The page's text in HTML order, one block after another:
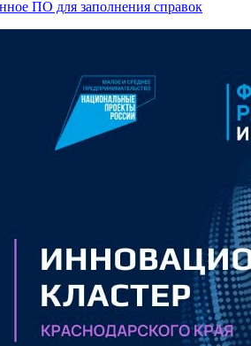
ПО для заполнения справок